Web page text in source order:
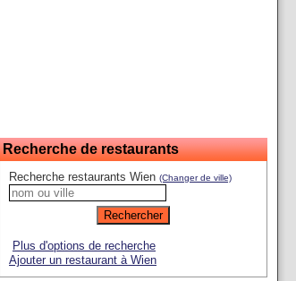
Recherche de restaurants
Recherche restaurants Wien (Changer de ville)
Plus d'options de recherche
Ajouter un restaurant à Wien